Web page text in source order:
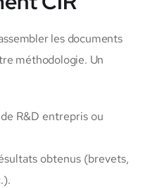
les documents
méthodologie. Un
R&D entrepris ou
obtenus (brevets,